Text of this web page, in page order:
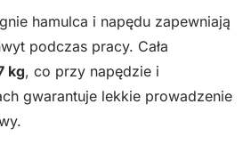
hamulca i napędu zapewniają
podczas pracy. Cała
kg, co przy napędzie i
gwarantuje lekkie prowadzenie